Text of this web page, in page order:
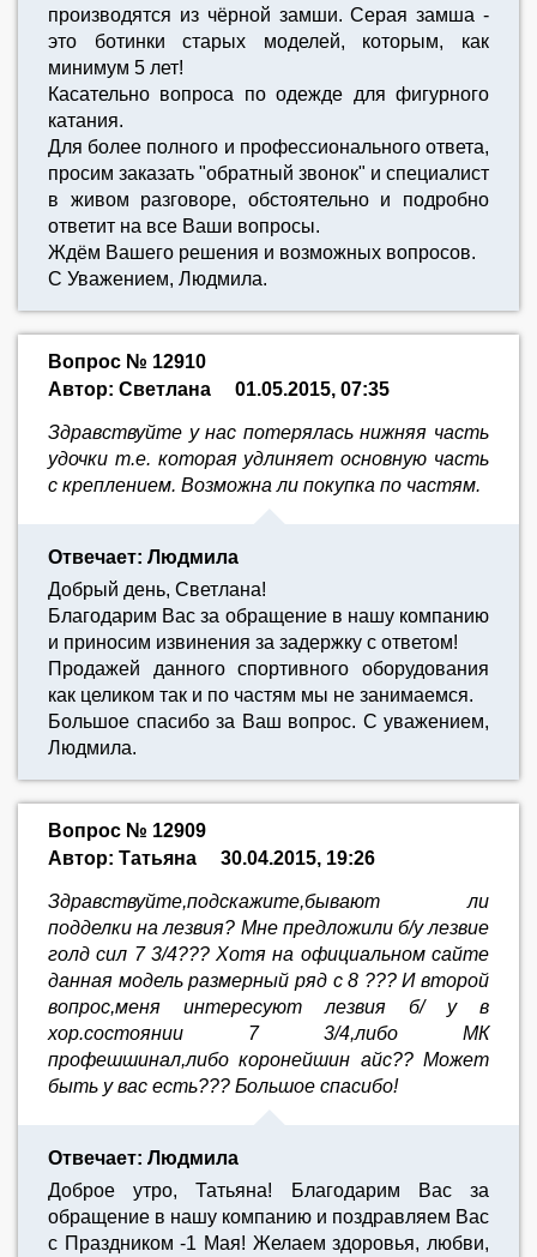
производятся из чёрной замши. Серая замша -
это ботинки старых моделей, которым, как
минимум 5 лет!
Касательно вопроса по одежде для фигурного
катания.
Для более полного и профессионального ответа,
просим заказать "обратный звонок" и специалист
в живом разговоре, обстоятельно и подробно
ответит на все Ваши вопросы.
Ждём Вашего решения и возможных вопросов.
С Уважением, Людмила.
Вопрос № 12910
Автор: Светлана
01.05.2015, 07:35
Здравствуйте у нас потерялась нижняя часть
удочки т.е. которая удлиняет основную часть
с креплением. Возможна ли покупка по частям.
Отвечает: Людмила
Добрый день, Светлана!
Благодарим Вас за обращение в нашу компанию
и приносим извинения за задержку с ответом!
Продажей данного спортивного оборудования
как целиком так и по частям мы не занимаемся.
Большое спасибо за Ваш вопрос. С уважением,
Людмила.
Вопрос № 12909
Автор: Татьяна
30.04.2015, 19:26
Здравствуйте,подскажите,бывают ли
подделки на лезвия? Мне предложили б/у лезвие
голд сил 7 3/4??? Хотя на официальном сайте
данная модель размерный ряд с 8 ??? И второй
вопрос,меня интересуют лезвия б/ у в
хор.состоянии 7 3/4,либо МК
профешшинал,либо коронейшин айс?? Может
быть у вас есть??? Большое спасибо!
Отвечает: Людмила
Доброе утро, Татьяна! Благодарим Вас за
обращение в нашу компанию и поздравляем Вас
с Праздником -1 Мая! Желаем здоровья, любви,